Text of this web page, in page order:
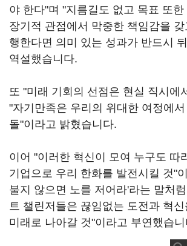
야 한다"며 "지름길도 없고 목표 또
장기적 관점에서 막중한 책임감을
행한다면 의미 있는 성과가 반드시
역설했습니다.
또 "미래 기회의 선점은 현실 직시에
"자기만족은 우리의 위대한 여정에
돌"이라고 밝혔습니다.
이어 "이러한 혁신이 모여 누구도 따
기업으로 우리 한화를 발전시킬 것"
불지 않으면 노를 저어라'라는 말처럼
트 챌린저들은 끊임없는 도전과 혁신
미래로 나아갈 것"이라고 부연했습니